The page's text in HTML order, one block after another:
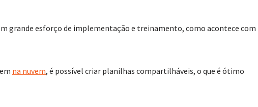
grande esforço de implementação e treinamento, como acontece com
na nuvem, é possível criar planilhas compartilháveis, o que é ótimo